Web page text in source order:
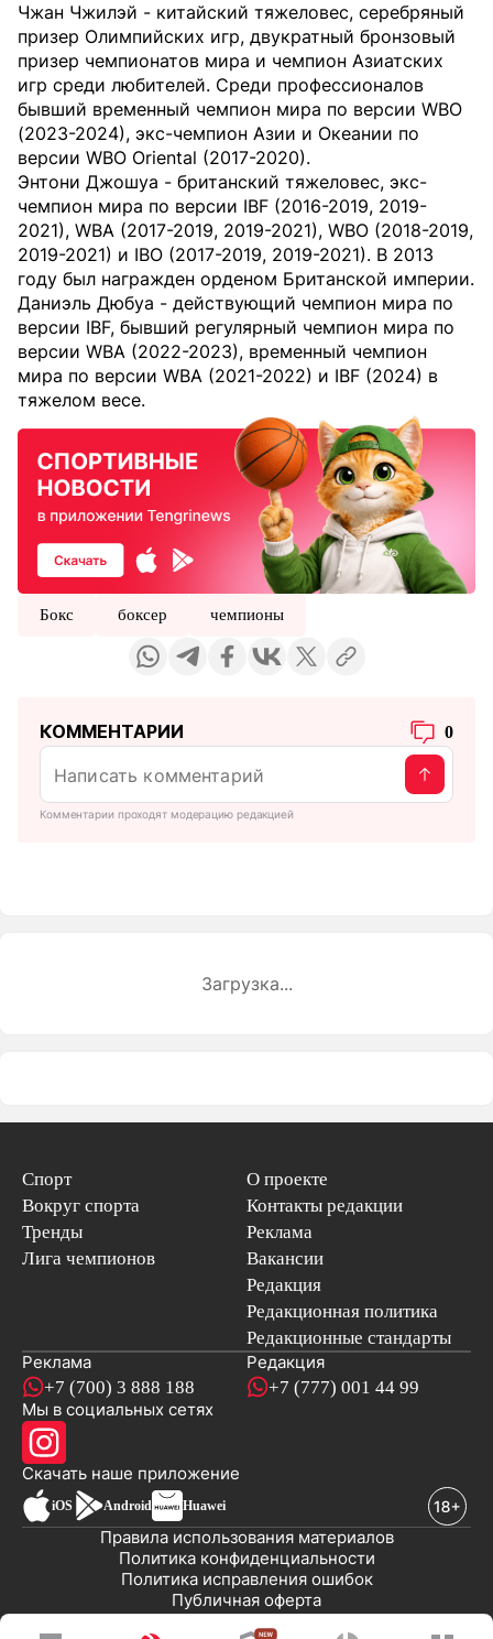
Чжан Чжилэй - китайский тяжеловес, серебряный
призер Олимпийских игр, двукратный бронзовый
призер чемпионатов мира и чемпион Азиатских
игр среди любителей. Среди профессионалов
бывший временный чемпион мира по версии WBO
(2023-2024), экс-чемпион Азии и Океании по
версии WBO Oriental (2017-2020).
Энтони Джошуа - британский тяжеловес, экс-
чемпион мира по версии IBF (2016-2019, 2019-
2021), WBA (2017-2019, 2019-2021), WBO (2018-2019,
2019-2021) и IBO (2017-2019, 2019-2021). В 2013
году был награжден орденом Британской империи.
Даниэль Дюбуа - действующий чемпион мира по
версии IBF, бывший регулярный чемпион мира по
версии WBA (2022-2023), временный чемпион
мира по версии WBA (2021-2022) и IBF (2024) в
тяжелом весе.
Бокс боксер чемпионы
КОММЕНТАРИИ 0
Комментарии проходят модерацию редакцией
Загрузка...
Спорт
Вокруг спорта
Тренды
Лига чемпионов
О проекте
Контакты редакции
Реклама
Вакансии
Редакция
Редакционная политика
Редакционные стандарты
Реклама
+7 (700) 3 888 188
Редакция
+7 (777) 001 44 99
Мы в социальных сетях
Скачать наше приложениеновостей
iOS Android Huawei
Публичная оферта
Политика исправления ошибок
Политика конфиденциальности
Правила использования материалов